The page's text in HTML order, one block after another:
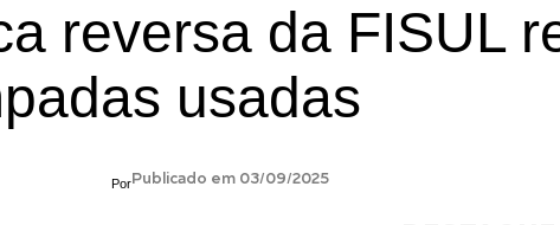
reversa da FISUL
usadas
PorPublicado em 03/09/2025